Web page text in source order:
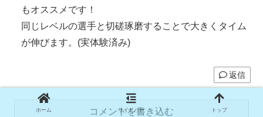
もオススメです！
同じレベルの選手と切磋琢磨することで大きくタイム
が伸びます。(実体験済み)
返信
コメントを書き込む
ホーム サイドバー トップ